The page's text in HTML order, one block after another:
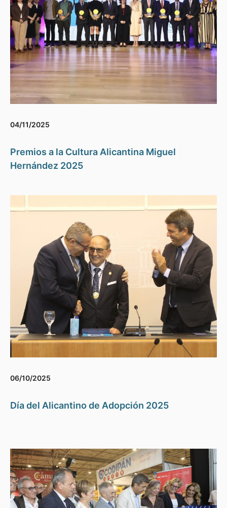
04/11/2025
Premios a la Cultura Alicantina Miguel
Hernández 2025
06/10/2025
Día del Alicantino de Adopción 2025